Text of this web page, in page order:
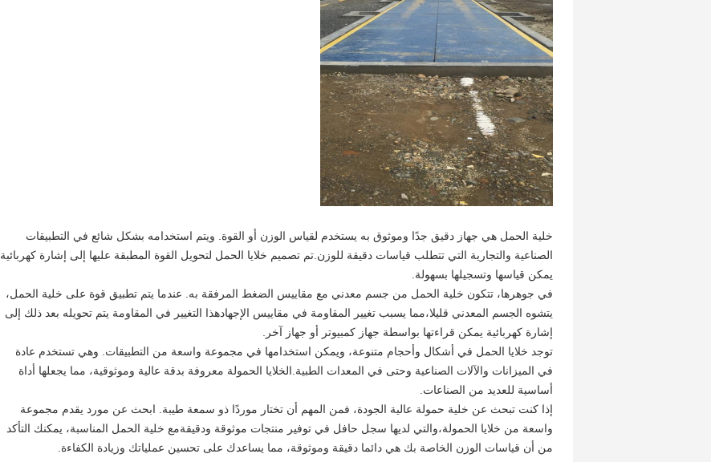
خلية الحمل هي جهاز دقيق جدًا وموثوق به يستخدم لقياس الوزن أو القوة. ويتم استخدامه بشكل شائع في التطبيقات
الصناعية والتجارية التي تتطلب قياسات دقيقة للوزن.تم تصميم خلايا الحمل لتحويل القوة المطبقة عليها إلى إشارة كهربائية
يمكن قياسها وتسجيلها بسهولة.
في جوهرها، تتكون خلية الحمل من جسم معدني مع مقاييس الضغط المرفقة به. عندما يتم تطبيق قوة على خلية الحمل،
يتشوه الجسم المعدني قليلا،مما يسبب تغيير المقاومة في مقاييس الإجهادهذا التغيير في المقاومة يتم تحويله بعد ذلك إلى
إشارة كهربائية يمكن قراءتها بواسطة جهاز كمبيوتر أو جهاز آخر.
توجد خلايا الحمل في أشكال وأحجام متنوعة، ويمكن استخدامها في مجموعة واسعة من التطبيقات. وهي تستخدم عادة
في الميزانات والآلات الصناعية وحتى في المعدات الطبية.الخلايا الحمولة معروفة بدقة عالية وموثوقية، مما يجعلها أداة
أساسية للعديد من الصناعات.
إذا كنت تبحث عن خلية حمولة عالية الجودة، فمن المهم أن تختار موردًا ذو سمعة طيبة. ابحث عن مورد يقدم مجموعة
واسعة من خلايا الحمولة،والتي لديها سجل حافل في توفير منتجات موثوقة ودقيقةمع خلية الحمل المناسبة، يمكنك التأكد
من أن قياسات الوزن الخاصة بك هي دائما دقيقة وموثوقة، مما يساعدك على تحسين عملياتك وزيادة الكفاءة.